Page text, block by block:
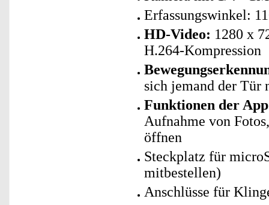
Erfassungswinkel:
HD-Video: 1280 x
H.264-Kompression
sich jemand der Tür
Funktionen der
Aufnahme von
öffnen
Steckplatz für
mitbestellen)
Anschlüsse für